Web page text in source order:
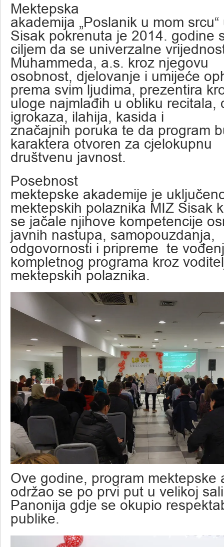
Mektepska
akademija „Poslanik u mom
Sisak pokrenuta je 2014. godine
ciljem da se univerzalne
Muhammeda, a.s. kroz njegovu
osobnost, djelovanje i umijeće
prema svim ljudima, prezentira
uloge najmlađih u obliku recitala,
igrokaza, ilahija, kasida i
značajnih poruka te da program
karaktera otvoren za cjelokupnu
društvenu javnost.
Posebnost
mektepske akademije je
mektepskih polaznika MIZ Sisak
se jačale njihove kompetencije
javnih nastupa, samopouzdanja,
odgovornosti i pripreme te
kompletnog programa kroz
mektepskih polaznika.
Ove godine, program mektepske
održao se po prvi put u velikoj
Panonija gdje se okupio
publike.